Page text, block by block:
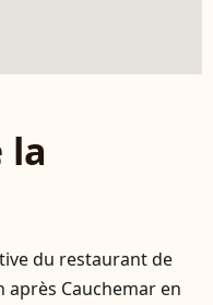
la
du restaurant de
après Cauchemar en